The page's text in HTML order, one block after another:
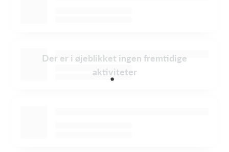
Der er i øjeblikket ingen fremtidige
aktiviteter